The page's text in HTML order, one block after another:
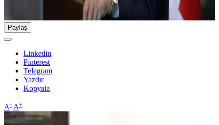
Paylaş
Linkedin
Pinterest
Telegram
Yazdır
Kopyala
A- A+